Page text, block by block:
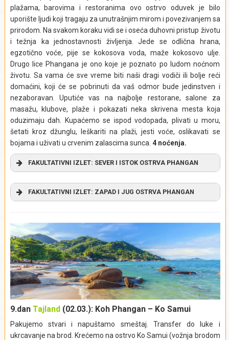
Izlet ne obuhvata:
Napojnice (bakšiš), obroke i individualne
troškove.
plažama, barovima i restoranima ovo ostrvo oduvek je bilo
uporište ljudi koji tragaju za unutrašnjim mirom i povezivanjem sa
prirodom. Na svakom koraku vidi se i oseća duhovni pristup životu
i težnja ka jednostavnosti življenja. Jede se odlična hrana,
egzotično voće, pije se kokosova voda, maže kokosovo ulje.
Drugo lice Phangana je ono koje je poznato po ludom noćnom
životu. Sa vama će sve vreme biti naši dragi vodiči ili bolje reći
domaćini, koji će se pobrinuti da vaš odmor bude jedinstven i
nezaboravan. Uputiće vas na najbolje restorane, salone za
masažu, klubove, plaže i pokazati neka skrivena mesta koja
oduzimaju dah. Kupaćemo se ispod vodopada, plivati u moru,
šetati kroz džunglu, leškariti na plaži, jesti voće, oslikavati se
bojama i uživati u crvenim zalascima sunca. 4noćenja.
FAKULTATIVNI IZLET: SEVER I ISTOK OSTRVA PHANGAN
FAKULTATIVNI IZLET: ZAPAD I JUG OSTRVA PHANGAN
Mae Haad
Haad Rin
9.dan Tajland(02.03.): Koh Phangan – Ko Samui
Pakujemo stvari i napuštamo smeštaj. Transfer do luke i
ukrcavanje na brod. Krećemo na ostrvo Ko Samui (vožnja brodom